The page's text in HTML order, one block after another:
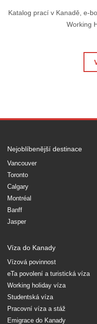
Katalog prací v Kanadě, e-
Working
Nejoblíbenější destinace
Vancouver
Toronto
Calgary
Montréal
Banff
Jasper
Víza do Kanady
Vízová povinnost
eTa povolení a turistická víza
Working holiday víza
Studentská víza
Pracovní víza a stáž
Emigrace do Kanady